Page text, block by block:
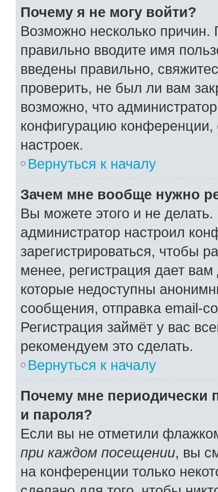
Почему я не могу войти?
Возможно несколько причин.
правильно вводите имя
введены правильно,
проверить, не был ли вам
возможно, что
конфигурацию конференции,
настроек.
Вернуться к началу
Зачем мне вообще нужно
Вы можете этого и не делать.
администратор настроил
зарегистрироваться, чтобы
менее, регистрация дает
которые недоступны
сообщения, отправка email-
Регистрация займёт у вас
рекомендуем это сделать.
Вернуться к началу
Почему мне периодически
и пароля?
Если вы не отметили
при каждом посещении, вы
на конференции только